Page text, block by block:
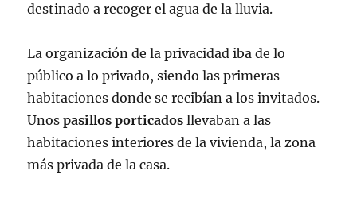
destinado a recoger el agua de la lluvia.
La organización de la privacidad iba de lo
público a lo privado, siendo las primeras
habitaciones donde se recibían a los invitados.
Unospasillos porticados llevaban a las
habitaciones interiores de la vivienda, la zona
más privada de la casa.